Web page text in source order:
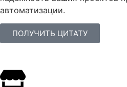
автоматизации.
ПОЛУЧИТЬ ЦИТАТУ